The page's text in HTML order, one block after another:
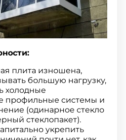
плита изношена,
большую нагрузку,
холодные
профильные системы и
(одинарное стекло
стеклопакет).
укрепить